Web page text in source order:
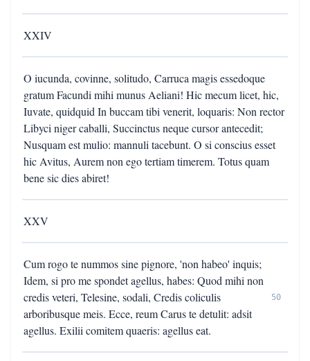
XXIV
O iucunda, covinne, solitudo, Carruca magis essedoque
gratum Facundi mihi munus Aeliani! Hic mecum licet, hic,
Iuvate, quidquid In buccam tibi venerit, loquaris: Non rector
Libyci niger caballi, Succinctus neque cursor antecedit;
Nusquam est mulio: mannuli tacebunt. O si conscius esset
hic Avitus, Aurem non ego tertiam timerem. Totus quam
bene sic dies abiret!
XXV
Cum rogo te nummos sine pignore, 'non habeo' inquis;
Idem, si pro me spondet agellus, habes: Quod mihi non
credis veteri, Telesine, sodali, Credis coliculis
arboribusque meis. Ecce, reum Carus te detulit: adsit
agellus. Exilii comitem quaeris: agellus eat.
50